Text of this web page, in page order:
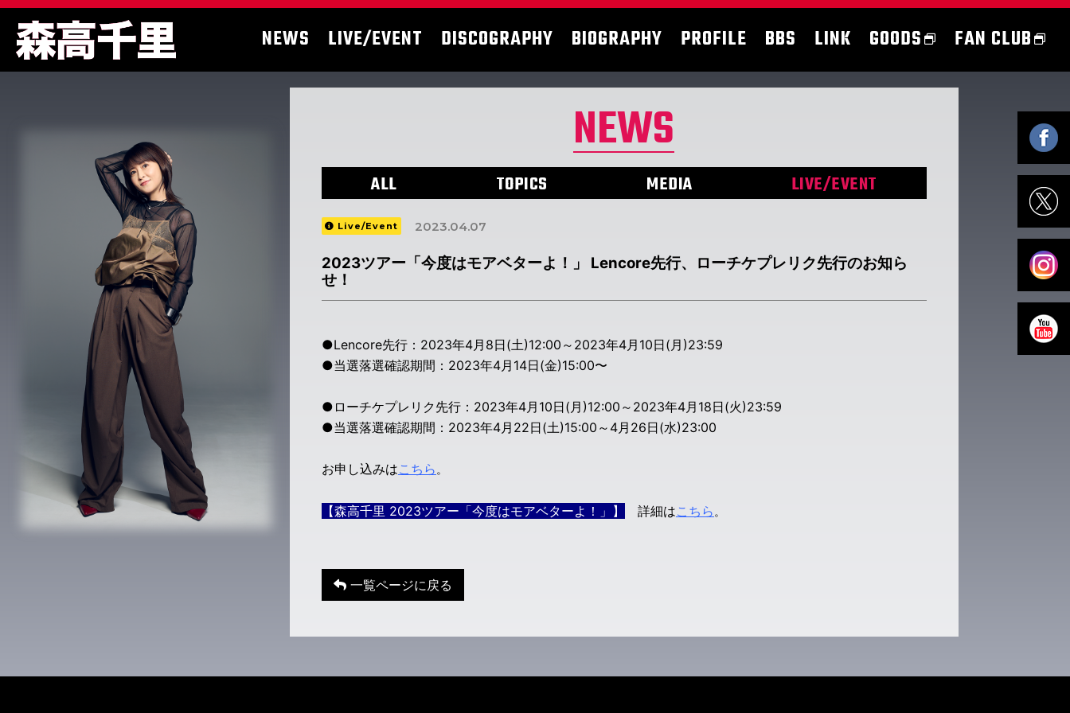
NEWS LIVE/EVENT DISCOGRAPHY BIOGRAPHY PROFILE BBS LINK GOODS FAN CLUB
NEWS
ALL TOPICS MEDIA LIVE/EVENT
Live/Event 2023.04.07
2023ツアー「今度はモアベターよ！」 Lencore先行、ローチケプレリク先行のお知ら
せ！
●Lencore先行：2023年4月8日(土)12:00～2023年4月10日(月)23:59
●当選落選確認期間：2023年4月14日(金)15:00〜
●ローチケプレリク先行：2023年4月10日(月)12:00～2023年4月18日(火)23:59
●当選落選確認期間：2023年4月22日(土)15:00～4月26日(水)23:00
お申し込みはこちら 。
【森高千里 2023ツアー「今度はモアベターよ！」】 詳細はこちら 。
一覧ページに戻る